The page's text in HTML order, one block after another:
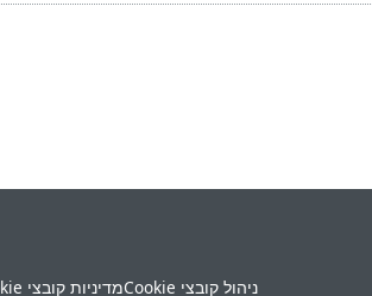
ניהול קובצי Cookie מדיניות קובצי Cookie